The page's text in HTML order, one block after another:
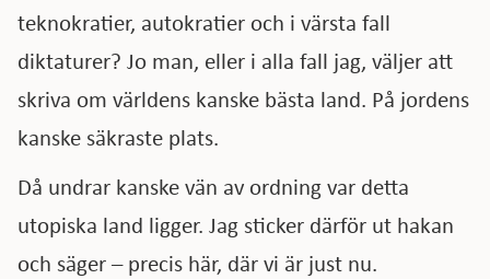
teknokratier, autokratier och i värsta fall
diktaturer? Jo man, eller i alla fall jag, väljer att
skriva om världens kanske bästa land. På jordens
kanske säkraste plats.
Då undrar kanske vän av ordning var detta
utopiska land ligger. Jag sticker därför ut hakan
och säger – precis här, där vi är just nu.